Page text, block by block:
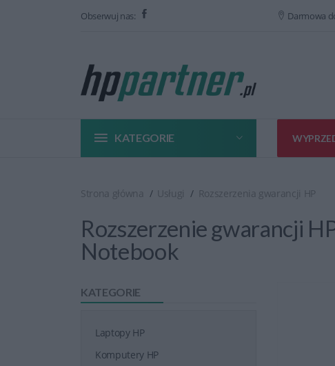
Obserwuj nas: Darmowa
KATEGORIE
Strona główna Usługi Rozszerzenia gwarancji HP
Rozszerzenie gwarancji
Notebook
KATEGORIE
Laptopy HP
Komputery HP